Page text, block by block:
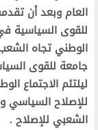
العام وبعد أن
للقوى السياسية
الوطني تجاه
جامعة للقوى
ليلتئم الاجتماع
للإصلاح السياسي
الشعبي للإصلاح .